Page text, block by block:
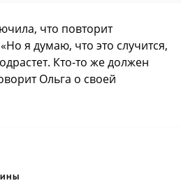
что повторит
я думаю, что это случится,
Кто-то же должен
Ольга о своей